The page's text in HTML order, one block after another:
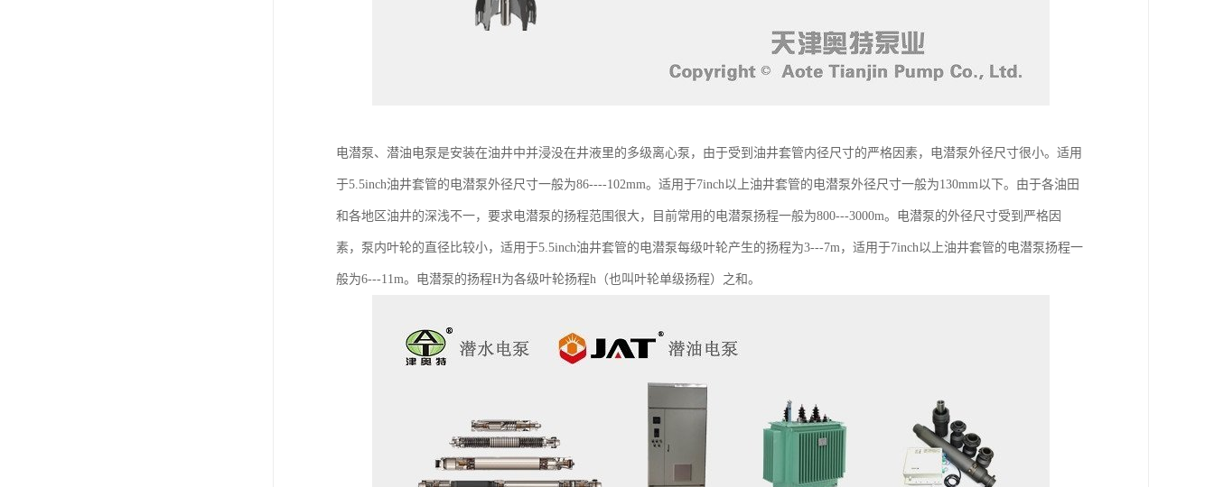
电潜泵、潜油电泵是安装在油井中并浸没在井液里的多级离心泵，由于受到油井套管内径尺寸的严格因素，电潜泵外径尺寸很小。适用
于5.5inch油井套管的电潜泵外径尺寸一般为86----102mm。适用于7inch以上油井套管的电潜泵外径尺寸一般为130mm以下。由于各油田
和各地区油井的深浅不一，要求电潜泵的扬程范围很大，目前常用的电潜泵扬程一般为800---3000m。电潜泵的外径尺寸受到严格因
素，泵内叶轮的直径比较小，适用于5.5inch油井套管的电潜泵每级叶轮产生的扬程为3---7m，适用于7inch以上油井套管的电潜泵扬程一
般为6---11m。电潜泵的扬程H为各级叶轮扬程h（也叫叶轮单级扬程）之和。